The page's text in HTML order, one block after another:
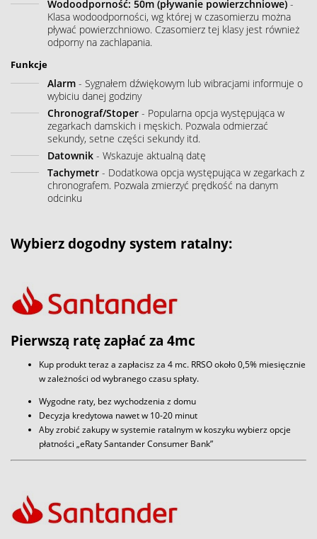
Wodoodporność: 50m (pływanie powierzchniowe) -
Klasa wodoodporności, wg której w czasomierzu można
pływać powierzchniowo. Czasomierz tej klasy jest również
odporny na zachlapania.
Funkcje
Alarm - Sygnałem dźwiękowym lub wibracjami informuje o
wybiciu danej godziny
Chronograf/Stoper - Popularna opcja występująca w
zegarkach damskich i męskich. Pozwala odmierzać
sekundy, setne części sekundy itd.
Datownik - Wskazuje aktualną datę
Tachymetr - Dodatkowa opcja występująca w zegarkach z
chronografem. Pozwala zmierzyć prędkość na danym
odcinku
Wybierz dogodny system ratalny:
Pierwszą ratę zapłać za 4mc
Kup produkt teraz a zapłacisz za 4 mc. RRSO około 0,5% miesięcznie
w zależności od wybranego czasu spłaty.
Wygodne raty, bez wychodzenia z domu
Decyzja kredytowa nawet w 10-20 minut
Aby zrobić zakupy w systemie ratalnym w koszyku wybierz opcje
płatności „eRaty Santander Consumer Bank”